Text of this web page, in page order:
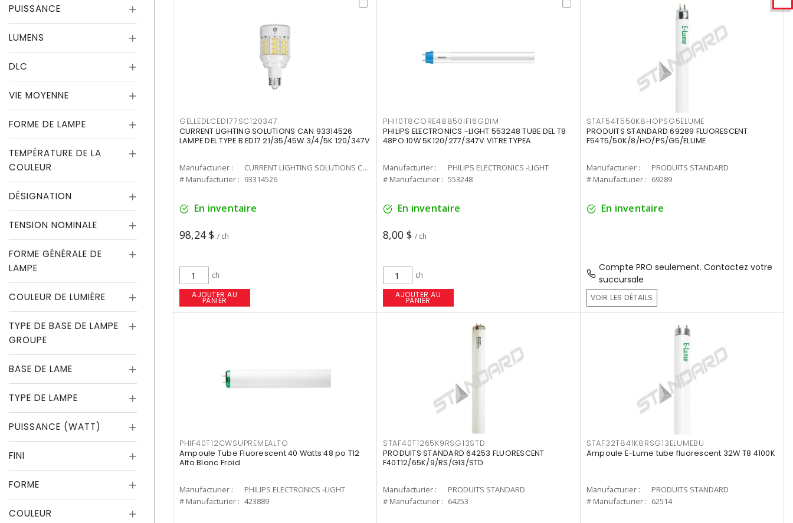
PUISSANCE
LUMENS
DLC
VIE MOYENNE
FORME DE LAMPE
TEMPÉRATURE DE LA
COULEUR
DÉSIGNATION
TENSION NOMINALE
FORME GÉNÉRALE DE
LAMPE
COULEUR DE LUMIÈRE
TYPE DE BASE DE LAMPE
GROUPE
BASE DE LAME
TYPE DE LAMPE
PUISSANCE (WATT)
FINI
FORME
COULEUR
GELLEDLCED177SC120347
CURRENT LIGHTING SOLUTIONS CAN 93314526
LAMPE DEL TYPE B ED17 21/35/45W 3/4/5K 120/347V
Manufacturier :
CURRENT LIGHTING SOLUTIONS CAN
# Manufacturier : 93314526
En inventaire
98,24 $ / ch
ch
AJOUTER AU
PANIER
PHI10T8CORE48850IF16GDIM
PHILIPS ELECTRONICS -LIGHT 553248 TUBE DEL T8
48PO 10W 5K120/277/347V VITRE TYPEA
Manufacturier :
PHILIPS ELECTRONICS -LIGHT
# Manufacturier : 553248
En inventaire
8,00 $ / ch
ch
AJOUTER AU
PANIER
STAF54T550K8HOPSG5ELUME
PRODUITS STANDARD 69289 FLUORESCENT
F54T5/50K/8/HO/PS/G5/ELUME
Manufacturier :
PRODUITS STANDARD
# Manufacturier : 69289
En inventaire
Compte PRO seulement. Contactez votre
succursale
VOIR LES DÉTAILS
PHIF40T12CWSUPREMEALTO
Ampoule Tube Fluorescent 40 Watts 48 po T12
Alto Blanc Froid
Manufacturier :
PHILIPS ELECTRONICS -LIGHT
# Manufacturier : 423889
STAF40T1265K9RSG13STD
PRODUITS STANDARD 64253 FLUORESCENT
F40T12/65K/9/RS/G13/STD
Manufacturier :
PRODUITS STANDARD
# Manufacturier : 64253
STAF32T841K8RSG13ELUMEBU
Ampoule E-Lume tube fluorescent 32W T8 4100K
Manufacturier :
PRODUITS STANDARD
# Manufacturier : 62514